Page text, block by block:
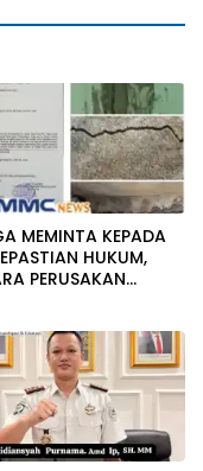
Sumsel Dan
Kelas II Lahat
MEMINTA KEPADA
PERUSAKAN